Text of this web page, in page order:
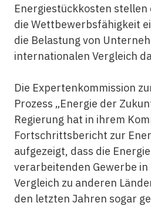
Energiestückkosten
die Wettbewerbsfähigkeit
die Belastung von
internationalen Vergleich
Die Expertenkommission
Prozess „Energie der
Regierung hat in ihrem
Fortschrittsbericht zur
aufgezeigt, dass die
verarbeitenden Gewerbe
Vergleich zu anderen
den letzten Jahren sogar